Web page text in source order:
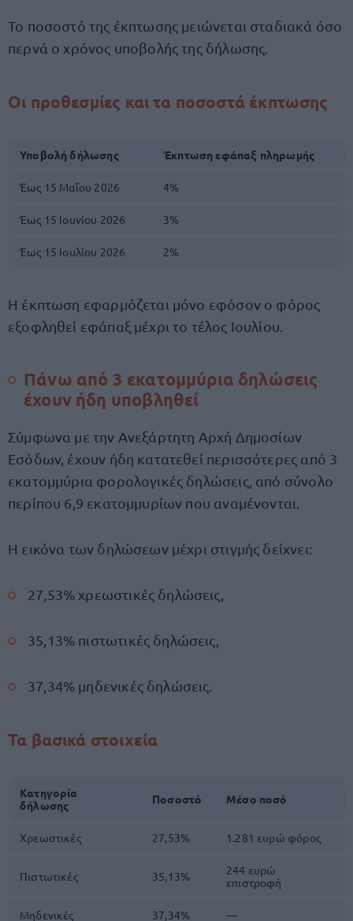
Το ποσοστό της έκπτωσης μειώνεται σταδιακά όσο
περνά ο χρόνος υποβολής της δήλωσης.
Οι προθεσμίες και τα ποσοστά έκπτωσης
Υποβολή δήλωσης Έκπτωση εφάπαξ πληρωμής
Έως 15 Μαΐου 2026 4%
Έως 15 Ιουνίου 2026 3%
Έως 15 Ιουλίου 2026 2%
Η έκπτωση εφαρμόζεται μόνο εφόσον ο φόρος
εξοφληθεί εφάπαξ μέχρι το τέλος Ιουλίου.
Πάνω από 3 εκατομμύρια δηλώσεις
έχουν ήδη υποβληθεί
Σύμφωνα με την Ανεξάρτητη Αρχή Δημοσίων
Εσόδων, έχουν ήδη κατατεθεί περισσότερες από 3
εκατομμύρια φορολογικές δηλώσεις, από σύνολο
περίπου 6,9 εκατομμυρίων που αναμένονται.
Η εικόνα των δηλώσεων μέχρι στιγμής δείχνει:
27,53% χρεωστικές δηλώσεις,
35,13% πιστωτικές δηλώσεις,
37,34% μηδενικές δηλώσεις.
Τα βασικά στοιχεία
Κατηγορία
δήλωσης
Ποσοστό Μέσο ποσό
Χρεωστικές 27,53% 1.281 ευρώ φόρος
Πιστωτικές 35,13%
244 ευρώ
επιστροφή
Μηδενικές 37,34% —